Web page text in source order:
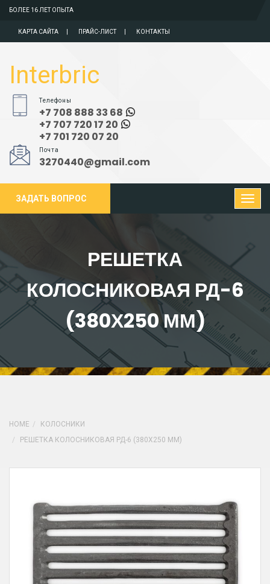
БОЛЕЕ 16 ЛЕТ ОПЫТА
КАРТА САЙТА ПРАЙС-ЛИСТ КОНТАКТЫ
Interbric
Телефоны
+7 708 888 33 68
+7 707 720 17 20
+7 701 720 07 20
Почта
3270440@gmail.com
ЗАДАТЬ ВОПРОС
РЕШЕТКА
КОЛОСНИКОВАЯ РД-6
(380Х250 ММ)
HOME
КОЛОСНИКИ
РЕШЕТКА КОЛОСНИКОВАЯ РД-6 (380Х250 ММ)